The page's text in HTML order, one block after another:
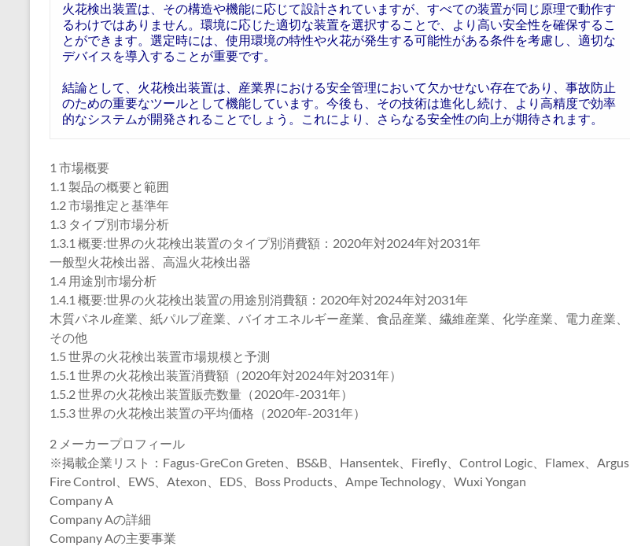
火花検出装置は、その構造や機能に応じて設計されていますが、すべての装置が同じ原理で動作す
るわけではありません。環境に応じた適切な装置を選択することで、より高い安全性を確保するこ
とができます。選定時には、使用環境の特性や火花が発生する可能性がある条件を考慮し、適切な
デバイスを導入することが重要です。
結論として、火花検出装置は、産業界における安全管理において欠かせない存在であり、事故防止
のための重要なツールとして機能しています。今後も、その技術は進化し続け、より高精度で効率
的なシステムが開発されることでしょう。これにより、さらなる安全性の向上が期待されます。
1 市場概要
1.1 製品の概要と範囲
1.2 市場推定と基準年
1.3 タイプ別市場分析
1.3.1 概要:世界の火花検出装置のタイプ別消費額：2020年対2024年対2031年
一般型火花検出器、高温火花検出器
1.4 用途別市場分析
1.4.1 概要:世界の火花検出装置の用途別消費額：2020年対2024年対2031年
木質パネル産業、紙パルプ産業、バイオエネルギー産業、食品産業、繊維産業、化学産業、電力産業、
その他
1.5 世界の火花検出装置市場規模と予測
1.5.1 世界の火花検出装置消費額（2020年対2024年対2031年）
1.5.2 世界の火花検出装置販売数量（2020年-2031年）
1.5.3 世界の火花検出装置の平均価格（2020年-2031年）
2 メーカープロフィール
※掲載企業リスト：Fagus-GreCon Greten、BS&B、Hansentek、Firefly、Control Logic、Flamex、Argus
Fire Control、EWS、Atexon、EDS、Boss Products、Ampe Technology、Wuxi Yongan
Company A
Company Aの詳細
Company Aの主要事業